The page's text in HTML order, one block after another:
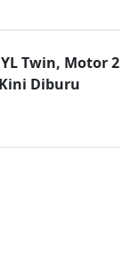
Twin, Motor 2
Diburu